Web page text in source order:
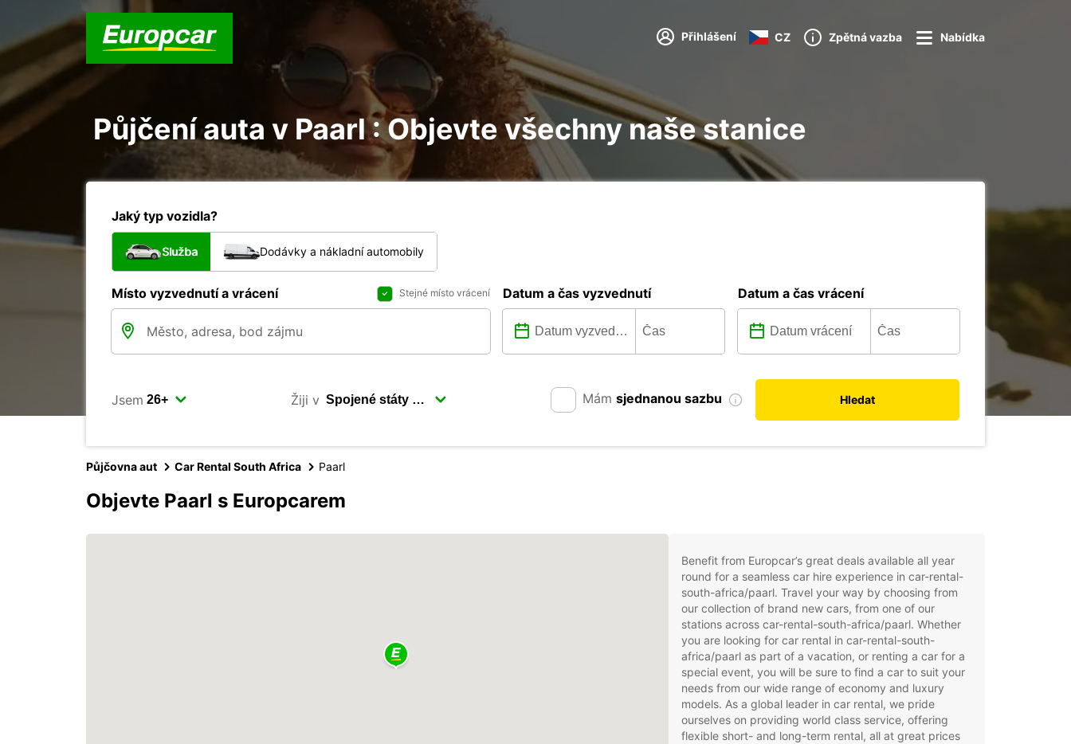
Přihlášení CZ Zpětná vazba Nabídka
Půjčení auta v Paarl : Objevte všechny naše stanice
Jaký typ vozidla?
Služba Dodávky a nákladní automobily
Místo vyzvednutí a vrácení Stejné místo vrácení Datum a čas vyzvednutí Datum a čas vrácení
Jsem Žiji v Mám sjednanou sazbu Hledat
Půjčovna aut Car Rental South Africa Paarl
Objevte Paarl s Europcarem
Benefit from Europcar’s great deals available all year
round for a seamless car hire experience in car-rental-
south-africa/paarl. Travel your way by choosing from
our collection of brand new cars, from one of our
stations across car-rental-south-africa/paarl. Whether
you are looking for car rental in car-rental-south-
africa/paarl as part of a vacation, or renting a car for a
special event, you will be sure to find a car to suit your
needs from our wide range of economy and luxury
models. As a global leader in car rental, we pride
ourselves on providing world class service, offering
flexible short- and long-term rental, all at great prices